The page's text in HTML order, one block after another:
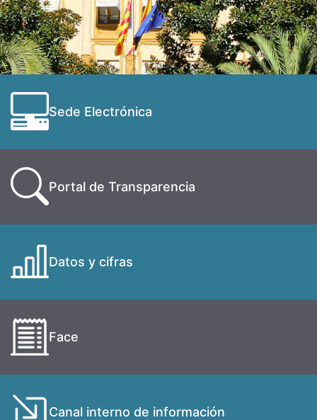
Sede Electrónica
Portal de Transparencia
Datos y cifras
Face
Canal interno de información